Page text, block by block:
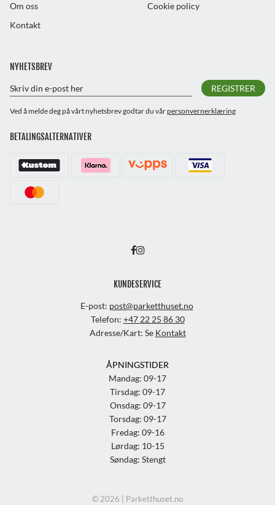
Om oss
Kontakt
Cookie policy
NYHETSBREV
REGISTRER
Ved å melde deg på vårt nyhetsbrev godtar du vårpersonvernerklæring
BETALINGSALTERNATIVER
KUNDESERVICE
E-post: post@parketthuset.no
Telefon: +47 22 25 86 30
Adresse/Kart: Se Kontakt
ÅPNINGSTIDER
Mandag: 09-17
Tirsdag: 09-17
Onsdag: 09-17
Torsdag: 09-17
Fredag: 09-16
Lørdag: 10-15
Søndag: Stengt
© 2026 | Parketthuset.no